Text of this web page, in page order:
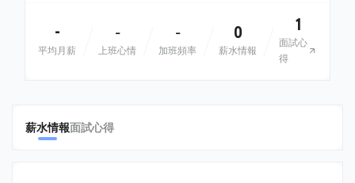
-
平均月薪
-
上班心情
-
加班頻率
0
薪水情報
1
面試心
得
薪水情報面試心得